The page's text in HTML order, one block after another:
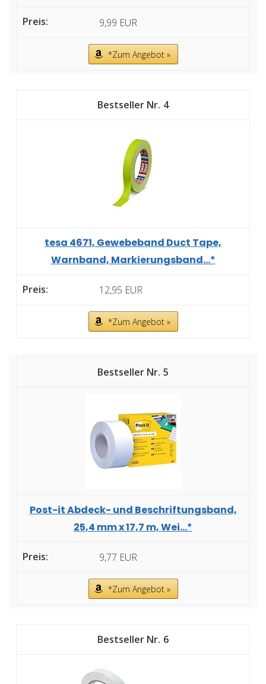
9,99 EUR
*Zum Angebot »
4
tesa 4671, Gewebeband Duct Tape,
Warnband, Markierungsband...*
12,95 EUR
*Zum Angebot »
5
Post-it Abdeck- und Beschriftungsband,
25,4 mm x 17,7 m, Wei...*
9,77 EUR
*Zum Angebot »
6